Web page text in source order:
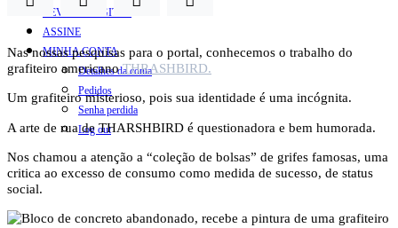
REVISTA DIGITAL
ASSINE
MINHA CONTA
Detalhes da conta
Pedidos
Senha perdida
Log out
Nas nossas pesquisas para o portal, conhecemos o trabalho do
grafiteiro americanoTHRASHBIRD.
Um grafiteiro misterioso, pois sua identidade é uma incógnita.
A arte de rua de THARSHBIRD é questionadora e bem humorada.
Nos chamou a atenção a “coleção de bolsas” de grifes famosas, uma
critica ao excesso de consumo como medida de sucesso, de status
social.